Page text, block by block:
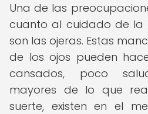
Una de las
cuanto al cuidado de la
son las ojeras. Estas
de los ojos pueden
cansados, poco
mayores de lo que
suerte, existen en el